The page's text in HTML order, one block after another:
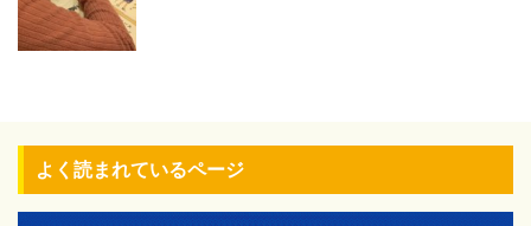
よく読まれているページ